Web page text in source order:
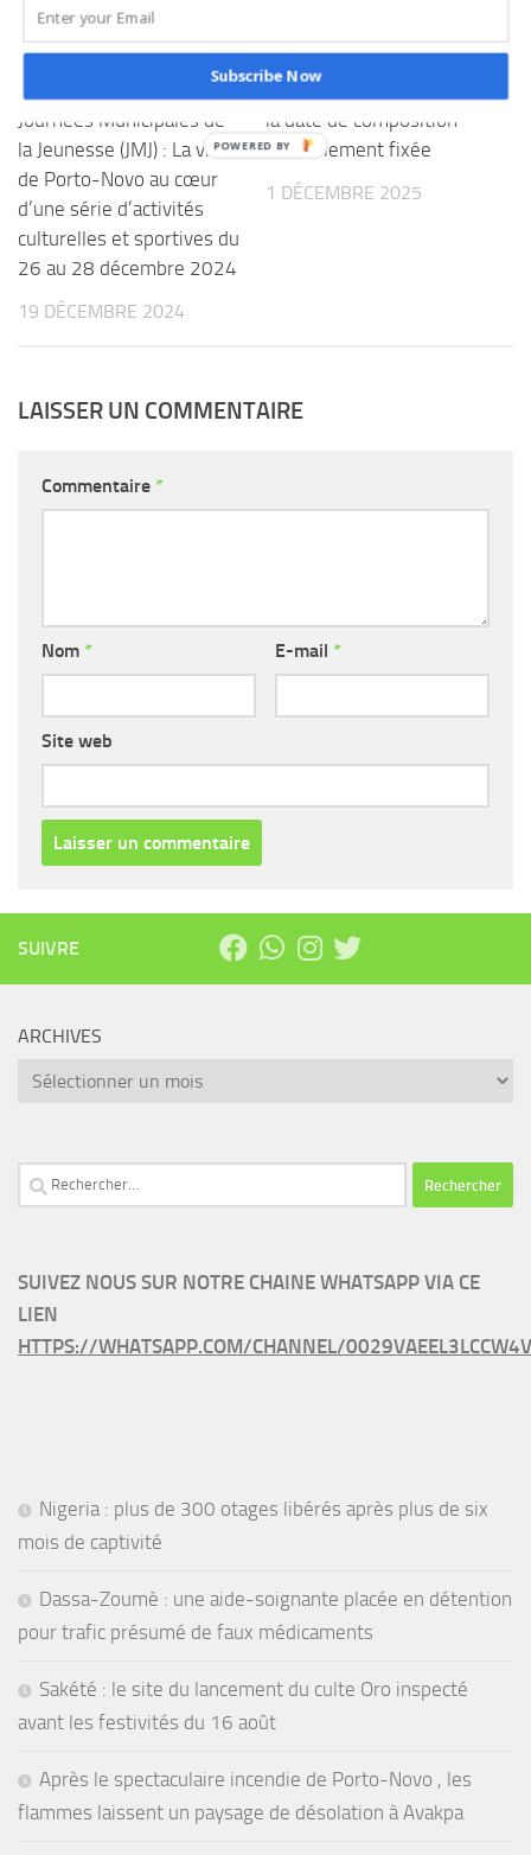
VOUS AIMEREZ AUSSI...
Journées Municipales de
la Jeunesse (JMJ) : La ville
de Porto-Novo au cœur
d’une série d’activités
culturelles et sportives du
26 au 28 décembre 2024
19 DÉCEMBRE 2024
la date de composition
officiellement fixée
1 DÉCEMBRE 2025
LAISSER UN COMMENTAIRE
Commentaire *
Nom * E-mail *
Site web
SUIVRE
ARCHIVES
Archives
Rechercher :
SUIVEZ NOUS SUR NOTRE CHAINE WHATSAPP VIA CE
LIEN
HTTPS://WHATSAPP.COM/CHANNEL/
Nigeria : plus de 300 otages libérés après plus de six
mois de captivité
Dassa-Zoumè : une aide-soignante placée en détention
pour trafic présumé de faux médicaments
Sakété : le site du lancement du culte Oro inspecté
avant les festivités du 16 août
Après le spectaculaire incendie de Porto-Novo , les
flammes laissent un paysage de désolation à Avakpa
Subscribe Now